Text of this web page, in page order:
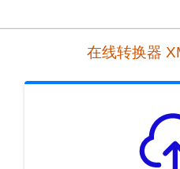
在线转换器